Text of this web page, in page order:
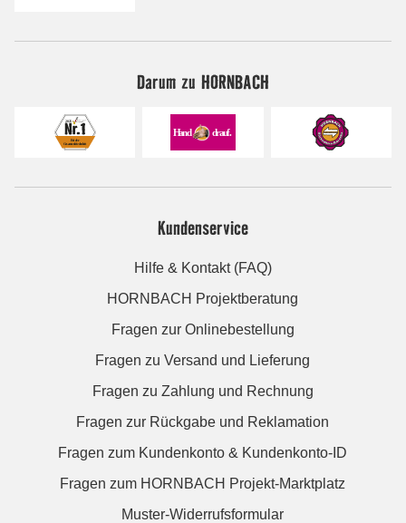
Darum zu HORNBACH
Kundenservice
Hilfe & Kontakt (FAQ)
HORNBACH Projektberatung
Fragen zur Onlinebestellung
Fragen zu Versand und Lieferung
Fragen zu Zahlung und Rechnung
Fragen zur Rückgabe und Reklamation
Fragen zum Kundenkonto & Kundenkonto-ID
Fragen zum HORNBACH Projekt-Marktplatz
Muster-Widerrufsformular